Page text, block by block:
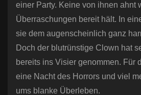
einer Party. Keine von ihnen ahnt
Überraschungen bereit hält. In
sie dem augenscheinlich ganz
Doch der blutrünstige Clown hat
bereits ins Visier genommen. Für
eine Nacht des Horrors und viel
ums blanke Überleben.